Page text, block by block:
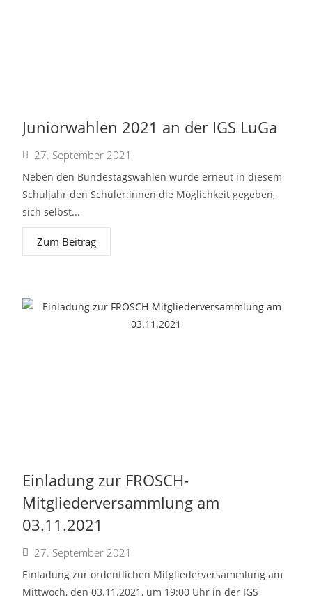
Juniorwahlen 2021 an der IGS LuGa
27. September 2021
Neben den Bundestagswahlen wurde erneut in diesem
Schuljahr den Schüler:innen die Möglichkeit gegeben,
sich selbst...
Zum Beitrag
Einladung zur FROSCH-
Mitgliederversammlung am
03.11.2021
27. September 2021
Einladung zur ordentlichen Mitgliederversammlung am
Mittwoch, den 03.11.2021, um 19:00 Uhr in der IGS